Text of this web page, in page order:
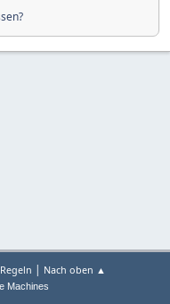
| Nach oben ▲
Machines